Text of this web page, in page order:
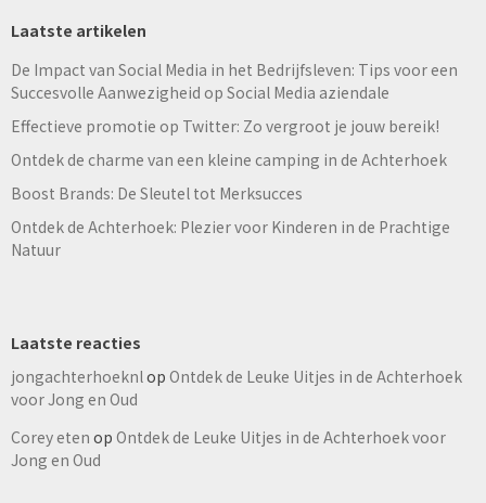
Laatste artikelen
De Impact van Social Media in het Bedrijfsleven: Tips voor een
Succesvolle Aanwezigheid op Social Media aziendale
Effectieve promotie op Twitter: Zo vergroot je jouw bereik!
Ontdek de charme van een kleine camping in de Achterhoek
Boost Brands: De Sleutel tot Merksucces
Ontdek de Achterhoek: Plezier voor Kinderen in de Prachtige
Natuur
Laatste reacties
jongachterhoeknl op Ontdek de Leuke Uitjes in de Achterhoek
voor Jong en Oud
Corey eten op Ontdek de Leuke Uitjes in de Achterhoek voor
Jong en Oud